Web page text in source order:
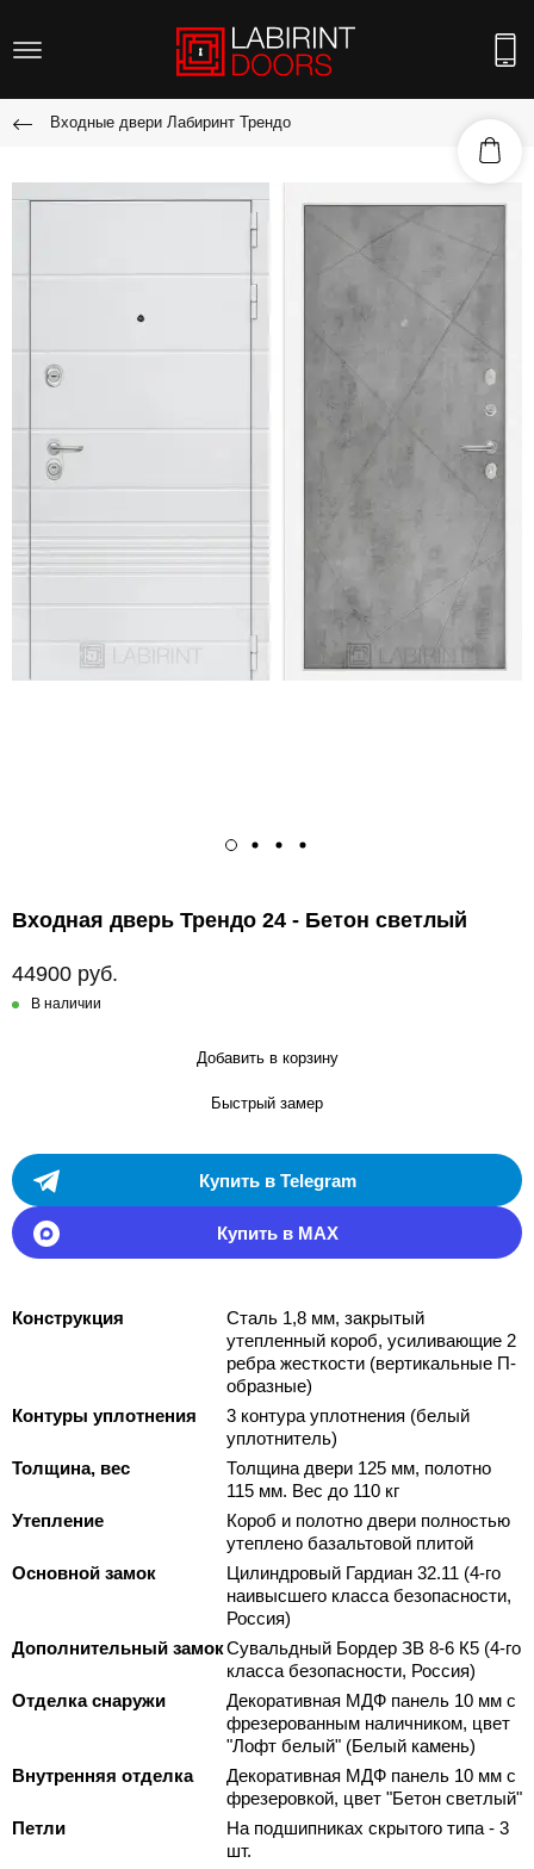
Входные двери Лабиринт Трендо
Входная дверь Трендо 24 - Бетон светлый
44900 руб.
В наличии
Добавить в корзину
Быстрый замер
Купить в Telegram
Купить в MAX
Конструкция
Сталь 1,8 мм, закрытый
утепленный короб, усиливающие 2
ребра жесткости (вертикальные П-
образные)
Контуры уплотнения
3 контура уплотнения (белый
уплотнитель)
Толщина, вес
Толщина двери 125 мм, полотно
115 мм. Вес до 110 кг
Утепление
Короб и полотно двери полностью
утеплено базальтовой плитой
Основной замок
Цилиндровый Гардиан 32.11 (4-го
наивысшего класса безопасности,
Россия)
Дополнительный замокСувальдный Бордер ЗВ 8-6 К5 (4-го
класса безопасности, Россия)
Отделка снаружи
Декоративная МДФ панель 10 мм с
фрезерованным наличником, цвет
"Лофт белый" (Белый камень)
Внутренняя отделка
Декоративная МДФ панель 10 мм с
фрезеровкой, цвет "Бетон светлый"
Петли
На подшипниках скрытого типа - 3
шт.